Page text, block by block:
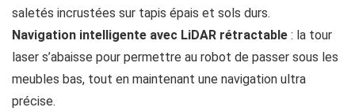
saletés incrustées sur tapis épais et sols durs.
Navigation intelligente avec LiDAR rétractable : la tour
laser s’abaisse pour permettre au robot de passer sous les
meubles bas, tout en maintenant une navigation ultra
précise.